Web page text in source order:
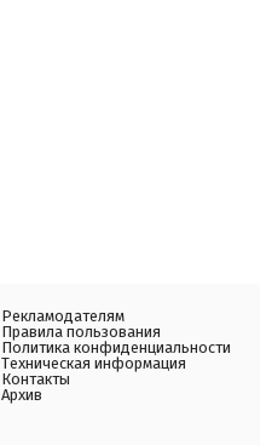
Рекламодателям
Правила пользования
Политика конфиденциальности
Техническая информация
Контакты
Архив